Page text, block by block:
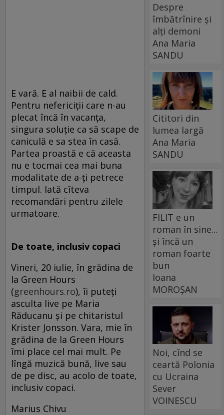
E vară. E al naibii de cald.
Pentru nefericiţii care n-au
plecat încă în vacanţa,
singura soluţie ca să scape de
caniculă e sa stea în casă.
Partea proastă e că aceasta
nu e tocmai cea mai buna
modalitate de a-ţi petrece
timpul. Iată cîteva
recomandări pentru zilele
urmatoare.
De toate, inclusiv copaci
Vineri, 20 iulie, în grădina de
la Green Hours
(greenhours.ro), îi puteţi
asculta live pe Maria
Răducanu şi pe chitaristul
Krister Jonsson. Vara, mie în
grădina de la Green Hours
îmi place cel mai mult. Pe
lîngă muzică bună, live sau
de pe disc, au acolo de toate,
inclusiv copaci.
Marius Chivu
Despre
îmbătrînire și
alți demoni
Ana Maria
SANDU
Cititori din
lumea largă
Ana Maria
SANDU
FILIT e un
roman în sine...
și încă un
roman foarte
bun
Ioana
MOROȘAN
Noi, cînd se
ceartă Polonia
cu Ucraina
Sever
VOINESCU